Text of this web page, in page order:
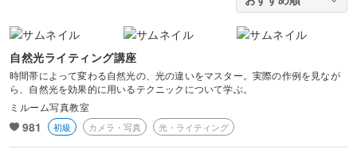
水彩画
デジタルイラスト
日本画
ボタニカルキャンドル
韓国キャンドル
アロマキャンドル
ラッピング
折り紙
カルトナージュ
カービング
つまみ細工
水引
多肉植物
占い
金継ぎ
ダンス
ピラティス
ヨガ
アイシングクッキー
パン
洋菓子
マネー
ブランディング
EC・集客
すべて
カメラその他
自然光ライティング講座
時間帯によって変わる自然光の、光の違いをマスター。実際の作例を見なが
ら、自然光を効果的に用いるテクニックについて学ぶ。
ミルーム写真教室
981 初級 カメラ・写真 光・ライティング